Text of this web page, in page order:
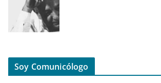
Soy Comunicólogo